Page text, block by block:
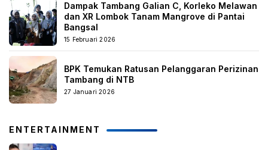
Dampak Tambang Galian C, Korleko Melawan
dan XR Lombok Tanam Mangrove di Pantai
Bangsal
15 Februari 2026
BPK Temukan Ratusan Pelanggaran Perizinan
Tambang di NTB
27 Januari 2026
ENTERTAINMENT